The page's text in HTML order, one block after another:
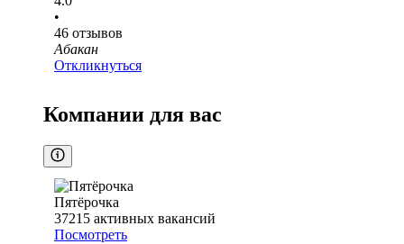
•
46 отзывов
Абакан
Откликнуться
Компании для вас
Пятёрочка
37215 активных вакансий
Посмотреть